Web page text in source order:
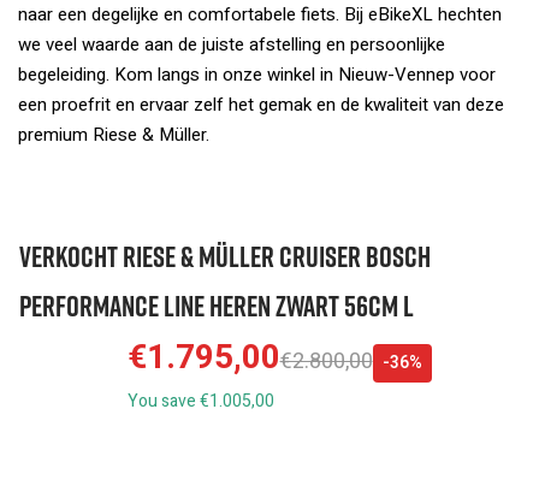
naar een degelijke en comfortabele fiets. Bij eBikeXL hechten
we veel waarde aan de juiste afstelling en persoonlijke
begeleiding. Kom langs in onze winkel in Nieuw-Vennep voor
een proefrit en ervaar zelf het gemak en de kwaliteit van deze
premium Riese & Müller.
VERKOCHT Riese & Müller Cruiser Bosch
Performance Line Heren Zwart 56cm L
€1.795,00€2.800,00 -36%
You save €1.005,00